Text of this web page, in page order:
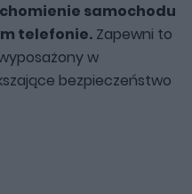
samochodu
telefonie. Zapewni to
w
bezpieczeństwo